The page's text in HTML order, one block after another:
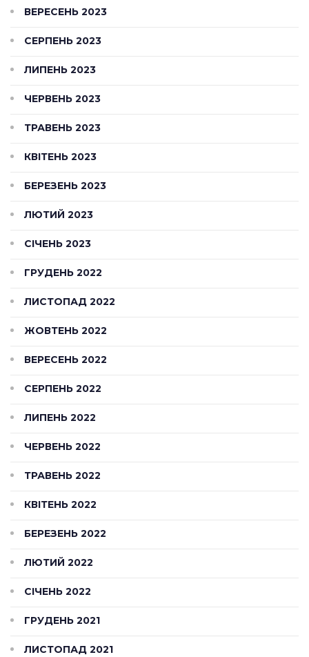
ВЕРЕСЕНЬ 2023
СЕРПЕНЬ 2023
ЛИПЕНЬ 2023
ЧЕРВЕНЬ 2023
ТРАВЕНЬ 2023
КВІТЕНЬ 2023
БЕРЕЗЕНЬ 2023
ЛЮТИЙ 2023
СІЧЕНЬ 2023
ГРУДЕНЬ 2022
ЛИСТОПАД 2022
ЖОВТЕНЬ 2022
ВЕРЕСЕНЬ 2022
СЕРПЕНЬ 2022
ЛИПЕНЬ 2022
ЧЕРВЕНЬ 2022
ТРАВЕНЬ 2022
КВІТЕНЬ 2022
БЕРЕЗЕНЬ 2022
ЛЮТИЙ 2022
СІЧЕНЬ 2022
ГРУДЕНЬ 2021
ЛИСТОПАД 2021